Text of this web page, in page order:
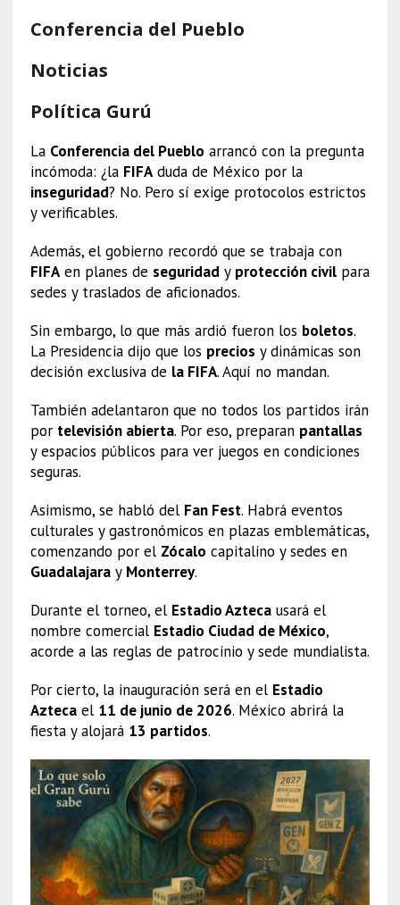
Conferencia del Pueblo
Noticias
Política Gurú
La Conferencia del Pueblo arrancó con la pregunta
incómoda: ¿la FIFAduda de México por la
inseguridad? No. Pero sí exige protocolos estrictos
y verificables.
Además, el gobierno recordó que se trabaja con
FIFAen planes de seguridady protección civilpara
sedes y traslados de aficionados.
Sin embargo, lo que más ardió fueron los boletos.
La Presidencia dijo que los precios y dinámicas son
decisión exclusiva de la FIFA. Aquí no mandan.
También adelantaron que no todos los partidos irán
por televisión abierta. Por eso, preparan pantallas
y espacios públicos para ver juegos en condiciones
seguras.
Asimismo, se habló del Fan Fest. Habrá eventos
culturales y gastronómicos en plazas emblemáticas,
comenzando por el Zócalo capitalino y sedes en
Guadalajaray Monterrey.
Durante el torneo, el Estadio Aztecausará el
nombre comercial Estadio Ciudad de México,
acorde a las reglas de patrocinio y sede mundialista.
Por cierto, la inauguración será en el Estadio
Aztecael 11 de junio de 2026. México abrirá la
fiesta y alojará 13 partidos.